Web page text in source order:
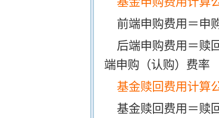
前端申购费用＝申
后端申购费用＝赎
端申购（认购）费率
基金赎回费用计算
基金赎回费用＝赎